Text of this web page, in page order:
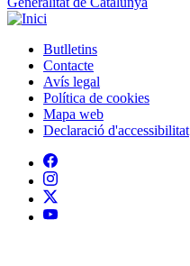
Peu
Butlletins
Contacte
Avís legal
Política de cookies
Mapa web
Declaració d'accessibilitat